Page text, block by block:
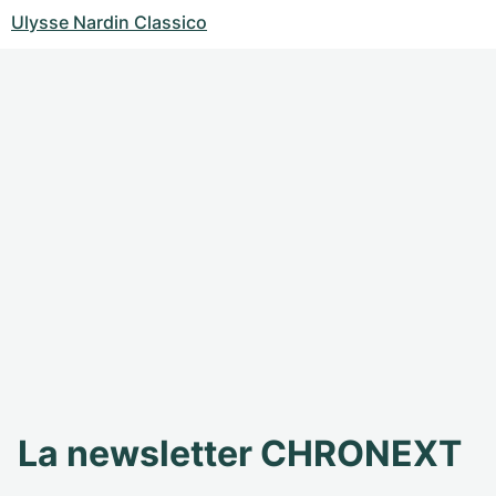
Ulysse Nardin Classico
La newsletter CHRONEXT